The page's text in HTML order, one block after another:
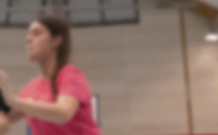
Exporter les lignes sélectionnées
Exporter toutes les colonnes
Exporter uniquement les colonnes affichées
>
Planning
Derniers Résultats
Résumé des matchs
?>